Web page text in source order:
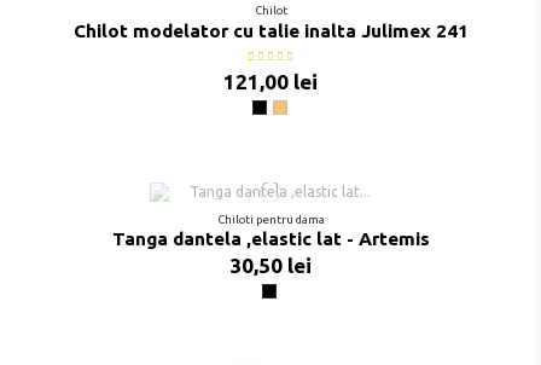
Chilot
Chilot modelator cu talie inalta Julimex 241
121,00 lei
NegruNatural
Chiloti pentru dama
Tanga dantela ,elastic lat - Artemis
30,50 lei
Negru